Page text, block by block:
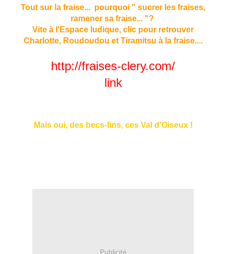
Tout sur la fraise... pourquoi " sucrer les fraises,
ramener sa fraise... "?
Vite à l'Espace ludique, clic pour retrouver
Charlotte, Roudoudou et Tiramitsu à la fraise....
http://fraises-clery.com/
link
Mais oui, des becs-fins, ces Val d'Oiseux !
Publicité